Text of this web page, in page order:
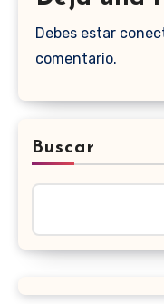
Debes estar
comentario.
Buscar